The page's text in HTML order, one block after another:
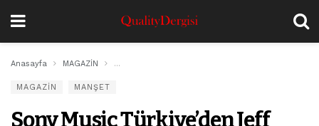
Anasayfa MAGAZİN Sony Music Türkiye’den Jeff Redd ile rap hamlesi
MAGAZİN MANŞET
Sony Music Türkiye’den Jeff